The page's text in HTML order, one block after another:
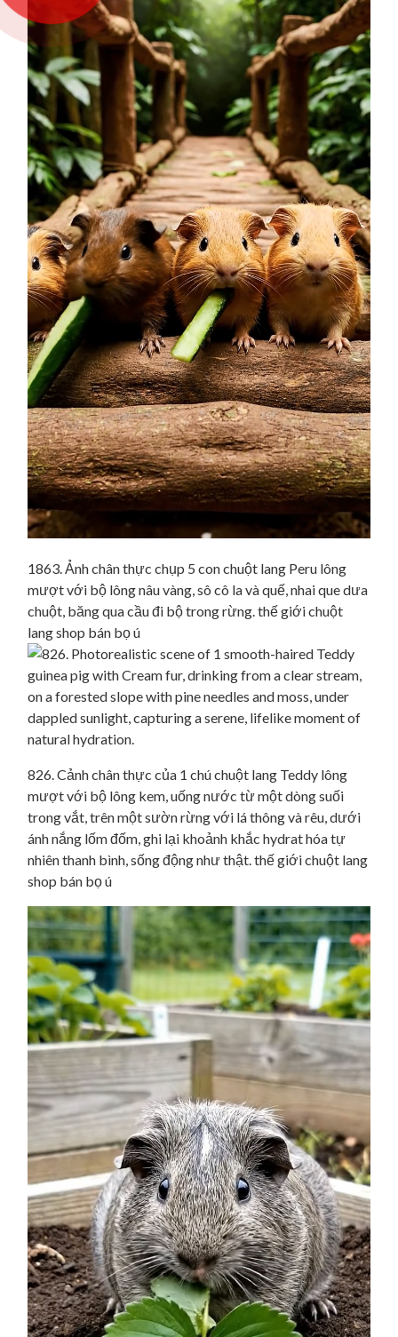
1863. Ảnh chân thực chụp 5 con chuột lang Peru lông
mượt với bộ lông nâu vàng, sô cô la và quế, nhai que dưa
chuột, băng qua cầu đi bộ trong rừng. thế giới chuột
lang shop bán bọ ú
826. Cảnh chân thực của 1 chú chuột lang Teddy lông
mượt với bộ lông kem, uống nước từ một dòng suối
trong vắt, trên một sườn rừng với lá thông và rêu, dưới
ánh nắng lốm đốm, ghi lại khoảnh khắc hydrat hóa tự
nhiên thanh bình, sống động như thật. thế giới chuột lang
shop bán bọ ú